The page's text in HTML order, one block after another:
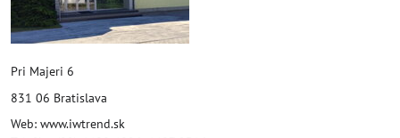
Pri Majeri 6
831 06 Bratislava
Web: www.iwtrend.sk